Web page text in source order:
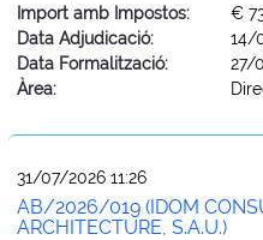
Import amb Impostos:
€
Data Adjudicació:
14/
Data Formalització:
27/
Àrea:
31/07/2026 11:26
AB/2026/019 (IDOM
ARCHITECTURE, S.A.U.)